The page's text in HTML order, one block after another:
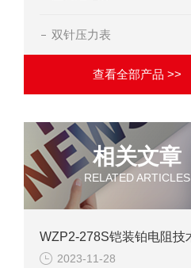
双针压力表
查看全部产品 >>
相关文章
RELATED ARTICLES
2023-11-28